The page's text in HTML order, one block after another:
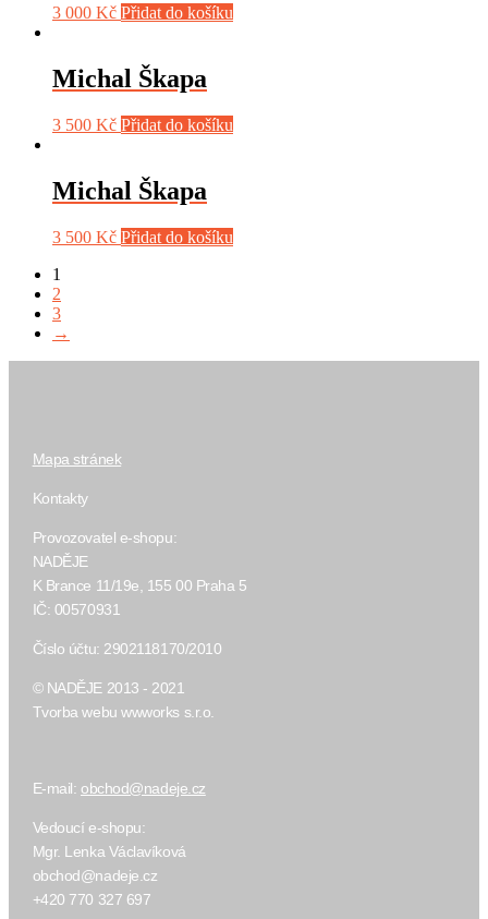
3 000 Kč Přidat do košíku
Michal Škapa
3 500 Kč Přidat do košíku
Michal Škapa
3 500 Kč Přidat do košíku
1
2
3
→
Mapa stránek
Kontakty
Provozovatel e-shopu:
NADĚJE
K Brance 11/19e, 155 00 Praha 5
IČ: 00570931
Číslo účtu: 2902118170/2010
© NADĚJE 2013 - 2021
Tvorba webu wwworks s.r.o.
E-mail: obchod@nadeje.cz
Vedoucí e-shopu:
Mgr. Lenka Václavíková
obchod@nadeje.cz
+420 770 327 697